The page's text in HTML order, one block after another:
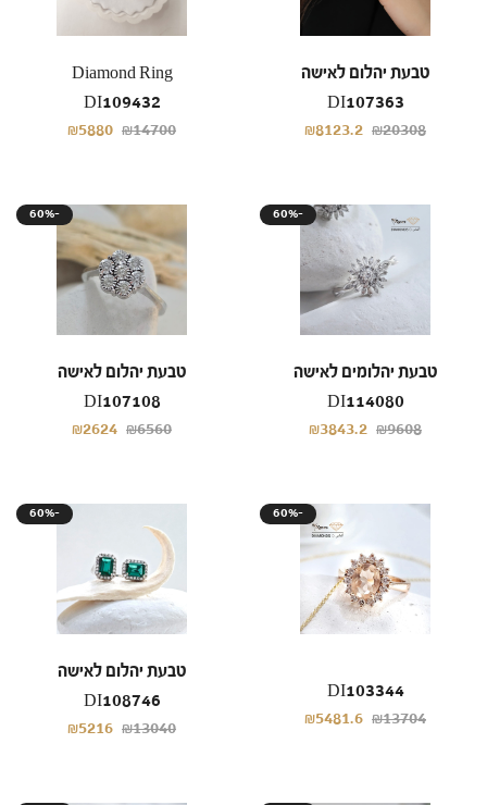
Diamond Ring
DI109432
₪5880 ₪14700
טבעת יהלום לאישה
DI107363
₪8123.2 ₪20308
60%-
טבעת יהלום לאישה
DI107108
₪2624 ₪6560
60%-
טבעת יהלומים לאישה
DI114080
₪3843.2 ₪9608
60%-
טבעת יהלום לאישה
DI108746
₪5216 ₪13040
60%-
DI103344
₪5481.6 ₪13704